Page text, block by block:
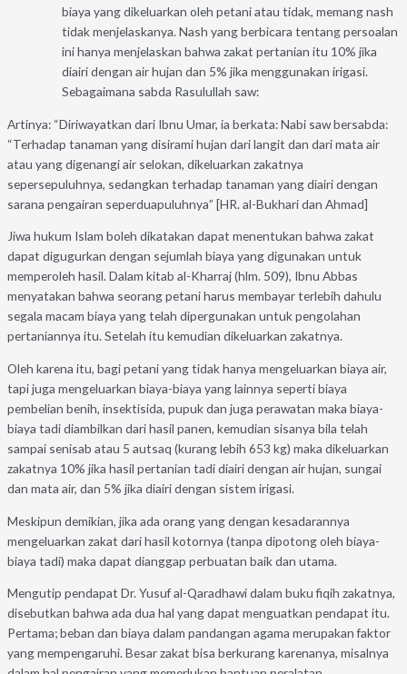
biaya yang dikeluarkan oleh petani atau tidak, memang nash
tidak menjelaskanya. Nash yang berbicara tentang persoalan
ini hanya menjelaskan bahwa zakat pertanian itu 10% jika
diairi dengan air hujan dan 5% jika menggunakan irigasi.
Sebagaimana sabda Rasulullah saw:
Artinya: “Diriwayatkan dari Ibnu Umar, ia berkata: Nabi saw bersabda:
“Terhadap tanaman yang disirami hujan dari langit dan dari mata air
atau yang digenangi air selokan, dikeluarkan zakatnya
sepersepuluhnya, sedangkan terhadap tanaman yang diairi dengan
sarana pengairan seperduapuluhnya” [HR. al-Bukhari dan Ahmad]
Jiwa hukum Islam boleh dikatakan dapat menentukan bahwa zakat
dapat digugurkan dengan sejumlah biaya yang digunakan untuk
memperoleh hasil. Dalam kitab al-Kharraj (hlm. 509), Ibnu Abbas
menyatakan bahwa seorang petani harus membayar terlebih dahulu
segala macam biaya yang telah dipergunakan untuk pengolahan
pertaniannya itu. Setelah itu kemudian dikeluarkan zakatnya.
Oleh karena itu, bagi petani yang tidak hanya mengeluarkan biaya air,
tapi juga mengeluarkan biaya-biaya yang lainnya seperti biaya
pembelian benih, insektisida, pupuk dan juga perawatan maka biaya-
biaya tadi diambilkan dari hasil panen, kemudian sisanya bila telah
sampai senisab atau 5 autsaq (kurang lebih 653 kg) maka dikeluarkan
zakatnya 10% jika hasil pertanian tadi diairi dengan air hujan, sungai
dan mata air, dan 5% jika diairi dengan sistem irigasi.
Meskipun demikian, jika ada orang yang dengan kesadarannya
mengeluarkan zakat dari hasil kotornya (tanpa dipotong oleh biaya-
biaya tadi) maka dapat dianggap perbuatan baik dan utama.
Mengutip pendapat Dr. Yusuf al-Qaradhawi dalam buku fiqih zakatnya,
disebutkan bahwa ada dua hal yang dapat menguatkan pendapat itu.
Pertama; beban dan biaya dalam pandangan agama merupakan faktor
yang mempengaruhi. Besar zakat bisa berkurang karenanya, misalnya